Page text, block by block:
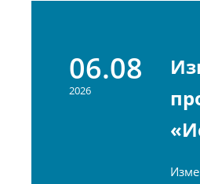
06.08
2026